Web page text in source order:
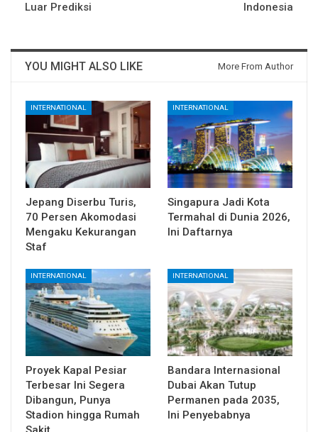
Luar Prediksi
Indonesia
YOU MIGHT ALSO LIKE More From Author
INTERNATIONAL
Jepang Diserbu Turis,
70 Persen Akomodasi
Mengaku Kekurangan
Staf
INTERNATIONAL
Singapura Jadi Kota
Termahal di Dunia 2026,
Ini Daftarnya
INTERNATIONAL
Proyek Kapal Pesiar
Terbesar Ini Segera
Dibangun, Punya
Stadion hingga Rumah
INTERNATIONAL
Bandara Internasional
Dubai Akan Tutup
Permanen pada 2035,
Ini Penyebabnya